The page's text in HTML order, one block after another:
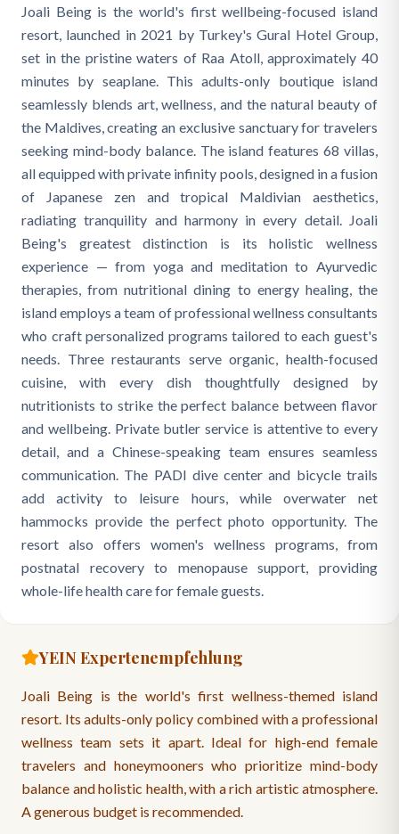
Joali Being is the world's first wellbeing-focused island
resort, launched in 2021 by Turkey's Gural Hotel Group,
set in the pristine waters of Raa Atoll, approximately 40
minutes by seaplane. This adults-only boutique island
seamlessly blends art, wellness, and the natural beauty of
the Maldives, creating an exclusive sanctuary for travelers
seeking mind-body balance. The island features 68 villas,
all equipped with private infinity pools, designed in a fusion
of Japanese zen and tropical Maldivian aesthetics,
radiating tranquility and harmony in every detail. Joali
Being's greatest distinction is its holistic wellness
experience — from yoga and meditation to Ayurvedic
therapies, from nutritional dining to energy healing, the
island employs a team of professional wellness consultants
who craft personalized programs tailored to each guest's
needs. Three restaurants serve organic, health-focused
cuisine, with every dish thoughtfully designed by
nutritionists to strike the perfect balance between flavor
and wellbeing. Private butler service is attentive to every
detail, and a Chinese-speaking team ensures seamless
communication. The PADI dive center and bicycle trails
add activity to leisure hours, while overwater net
hammocks provide the perfect photo opportunity. The
resort also offers women's wellness programs, from
postnatal recovery to menopause support, providing
whole-life health care for female guests.
YEIN Expertenempfehlung
Joali Being is the world's first wellness-themed island
resort. Its adults-only policy combined with a professional
wellness team sets it apart. Ideal for high-end female
travelers and honeymooners who prioritize mind-body
balance and holistic health, with a rich artistic atmosphere.
A generous budget is recommended.